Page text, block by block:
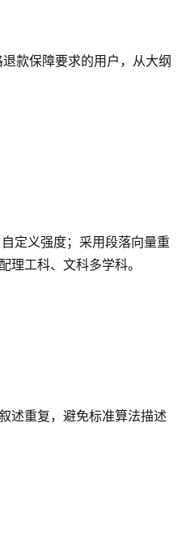
款保障要求的用户，从大纲
定义强度；采用段落向量重
理工科、文科多学科。
述重复，避免标准算法描述